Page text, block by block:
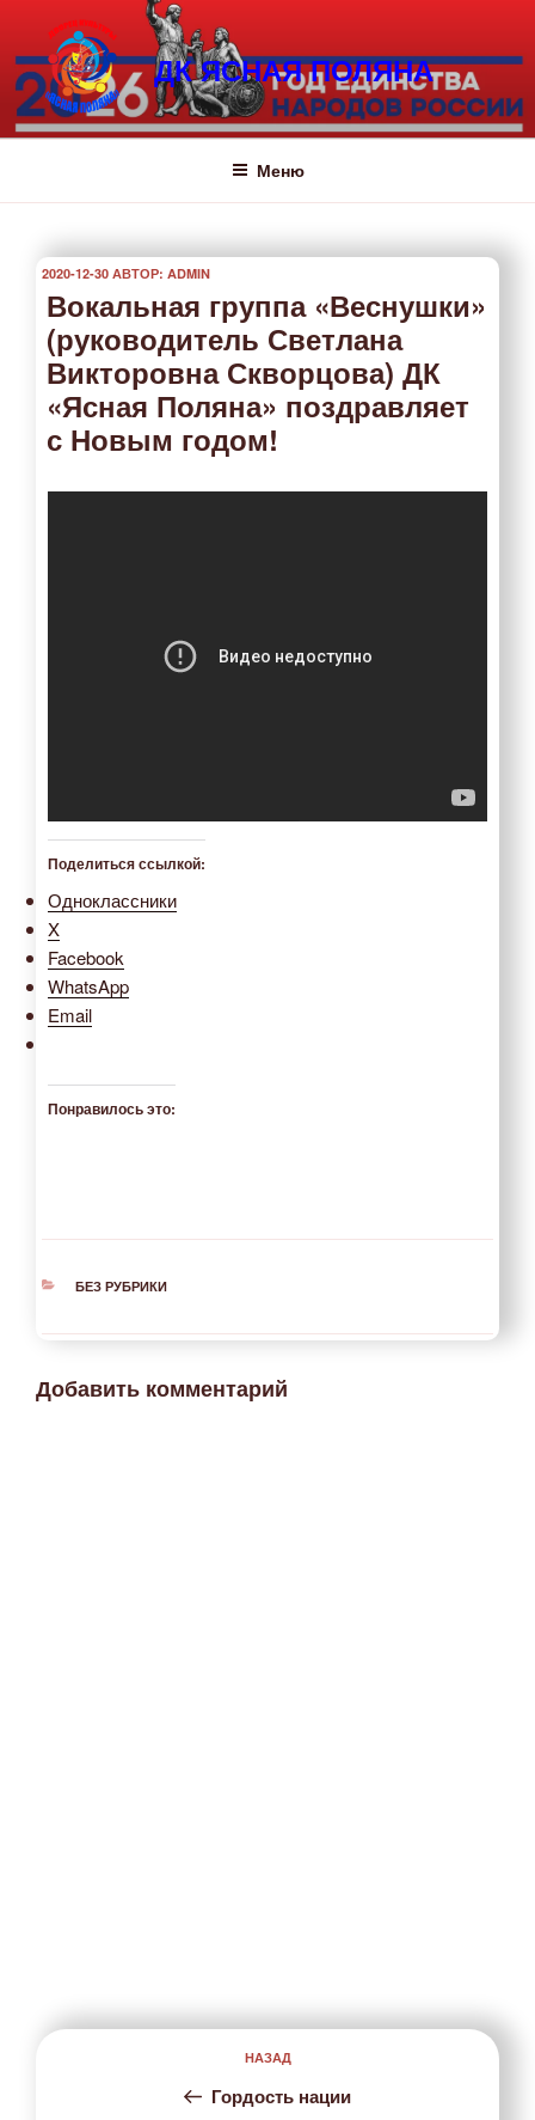
содержимому
ДК ЯСНАЯ ПОЛЯНА
Меню
ОПУБЛИКОВАНО
2020-12-30 АВТОР: ADMIN
Вокальная группа «Веснушки»
(руководитель Светлана
Викторовна Скворцова) ДК
«Ясная Поляна» поздравляет
с Новым годом!
Поделиться ссылкой:
Одноклассники
X
Facebook
WhatsApp
Email
Понравилось это:
РУБРИКИ
БЕЗ РУБРИКИ
Добавить комментарий
Навигация
Предыдущая
запись:
НАЗАД
Гордость нации